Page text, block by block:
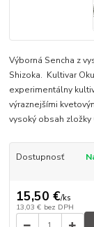
Výborná Sencha z
Shizoka. Kultivar
experimentálny
výraznejšími
vysoký obsah zložky
Dostupnosť
15,50 €/ks
13,03 € bez DPH